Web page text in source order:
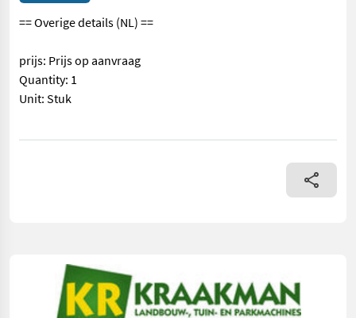
== Overige details (NL) ==
prijs: Prijs op aanvraag
Quantity: 1
Unit: Stuk
== Overige details (NL) == prijs: Prijs op aanvraag Quantity: 1